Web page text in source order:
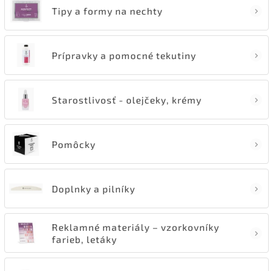
Tipy a formy na nechty
Prípravky a pomocné tekutiny
Starostlivosť - olejčeky, krémy
Pomôcky
Doplnky a pilníky
Reklamné materiály – vzorkovníky
farieb, letáky